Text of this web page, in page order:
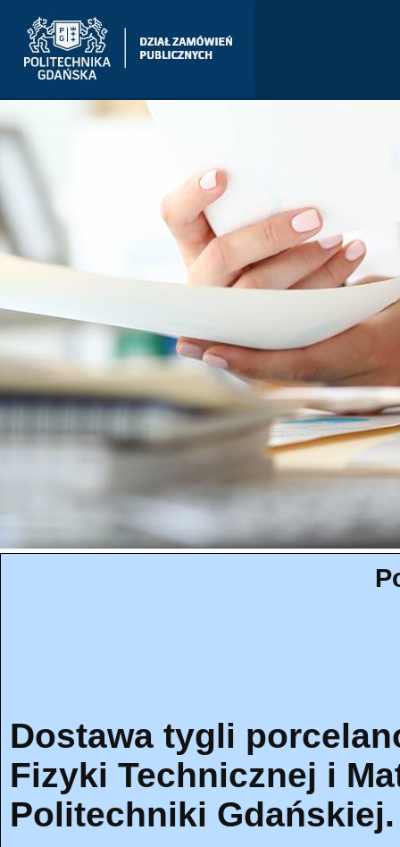
Dostawa tygli
Fizyki Technicznej i
Politechniki Gdańskiej.